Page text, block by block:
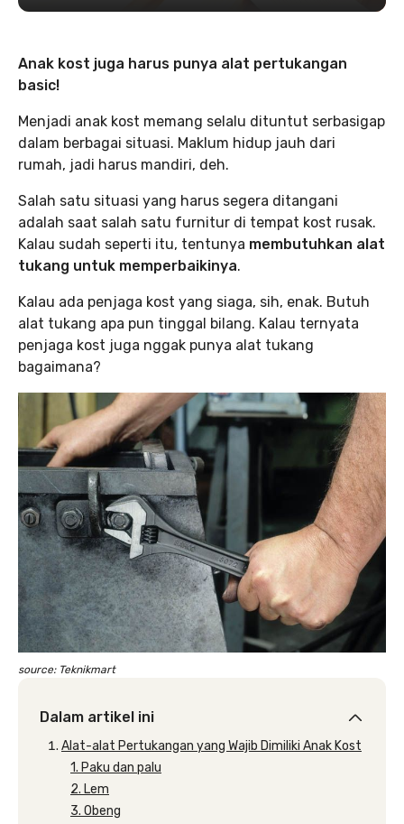
Anak kost juga harus punya alat pertukangan
basic!
Menjadi anak kost memang selalu dituntut serbasigap
dalam berbagai situasi. Maklum hidup jauh dari
rumah, jadi harus mandiri, deh.
Salah satu situasi yang harus segera ditangani
adalah saat salah satu furnitur di tempat kost rusak.
Kalau sudah seperti itu, tentunya membutuhkan alat
tukang untuk memperbaikinya.
Kalau ada penjaga kost yang siaga, sih, enak. Butuh
alat tukang apa pun tinggal bilang. Kalau ternyata
penjaga kost juga nggak punya alat tukang
bagaimana?
source: Teknikmart
Dalam artikel ini
Alat-alat Pertukangan yang Wajib Dimiliki Anak Kost
1. Paku dan palu
2. Lem
3. Obeng